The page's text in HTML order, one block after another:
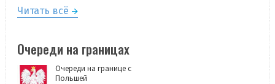
Читать всё
Очереди на границах
Очереди на границе с
Польшей